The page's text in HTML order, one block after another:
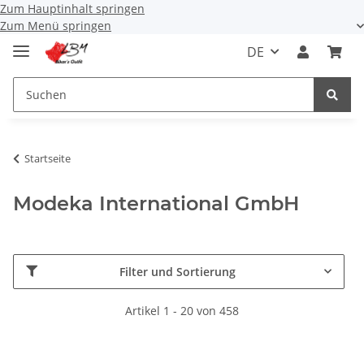
Zum Hauptinhalt springen
Zum Menü springen
DE
Startseite
Modeka International GmbH
Filter und Sortierung
Artikel 1 - 20 von 458